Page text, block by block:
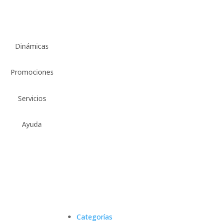
Dinámicas
Promociones
Servicios
Ayuda
Categorías